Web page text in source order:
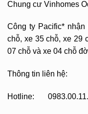
Chung cư Vinhomes
Công ty Pacific*
chỗ, xe 35 chỗ, xe 29
07 chỗ và xe 04 chỗ
Thông tin liên hệ:
Hotline: